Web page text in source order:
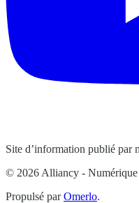
Site d’information publié par
© 2026 Alliancy - Numérique
Propulsé parOmerlo.